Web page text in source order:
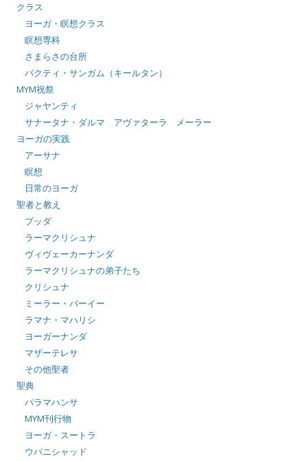
クラス
ヨーガ・瞑想クラス
瞑想専科
さまらさの台所
バクティ・サンガム（キールタン）
MYM祝祭
ジャヤンティ
サナータナ・ダルマ アヴァターラ メーラー
ヨーガの実践
アーサナ
瞑想
日常のヨーガ
聖者と教え
ブッダ
ラーマクリシュナ
ヴィヴェーカーナンダ
ラーマクリシュナの弟子たち
クリシュナ
ミーラー・バーイー
ラマナ・マハリシ
ヨーガーナンダ
マザーテレサ
その他聖者
聖典
パラマハンサ
MYM刊行物
ヨーガ・スートラ
ウパニシャッド